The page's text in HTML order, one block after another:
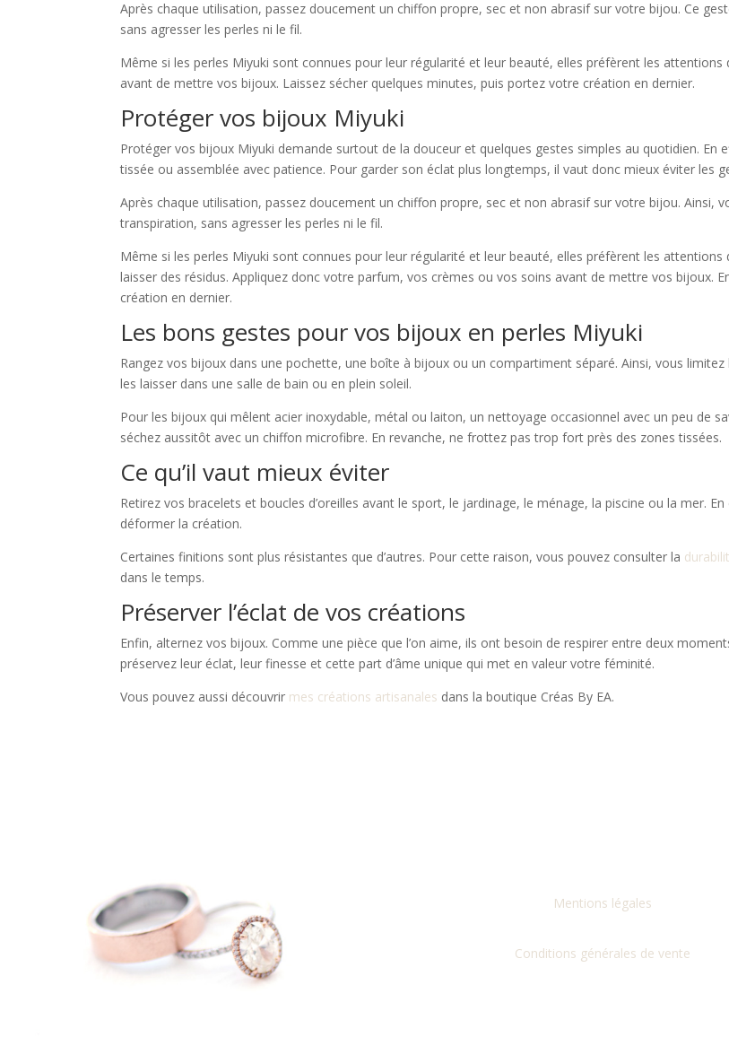
Après chaque utilisation, passez doucement un chiffon propre, sec et non abrasif sur votre bijou. Ce
sans agresser les perles ni le fil.
Même si les perles Miyuki sont connues pour leur régularité et leur beauté, elles préfèrent les
avant de mettre vos bijoux. Laissez sécher quelques minutes, puis portez votre création en dernier.
Protéger vos bijoux Miyuki
Protéger vos bijoux Miyuki demande surtout de la douceur et quelques gestes simples au quotidien. En
tissée ou assemblée avec patience. Pour garder son éclat plus longtemps, il vaut donc mieux éviter les
Après chaque utilisation, passez doucement un chiffon propre, sec et non abrasif sur votre bijou. Ainsi,
transpiration, sans agresser les perles ni le fil.
Même si les perles Miyuki sont connues pour leur régularité et leur beauté, elles préfèrent les
laisser des résidus. Appliquez donc votre parfum, vos crèmes ou vos soins avant de mettre vos bijoux.
création en dernier.
Les bons gestes pour vos bijoux en perles Miyuki
Rangez vos bijoux dans une pochette, une boîte à bijoux ou un compartiment séparé. Ainsi, vous
les laisser dans une salle de bain ou en plein soleil.
Pour les bijoux qui mêlent acier inoxydable, métal ou laiton, un nettoyage occasionnel avec un peu de
séchez aussitôt avec un chiffon microfibre. En revanche, ne frottez pas trop fort près des zones tissées.
Ce qu’il vaut mieux éviter
Retirez vos bracelets et boucles d’oreilles avant le sport, le jardinage, le ménage, la piscine ou la mer.
déformer la création.
Certaines finitions sont plus résistantes que d’autres. Pour cette raison, vous pouvez consulter la
dans le temps.
Préserver l’éclat de vos créations
Enfin, alternez vos bijoux. Comme une pièce que l’on aime, ils ont besoin de respirer entre deux
préservez leur éclat, leur finesse et cette part d’âme unique qui met en valeur votre féminité.
Vous pouvez aussi découvrir mes créations artisanales dans la boutique Créas By EA.
Mentions légales
Conditions générales de vente